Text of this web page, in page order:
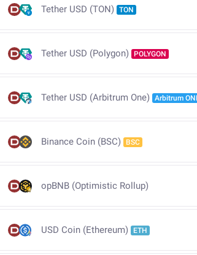
Tether USD (TON) TON
Tether USD (Polygon) POLYGON
Tether USD (Arbitrum One) Arbitrum
Binance Coin (BSC) BSC
opBNB (Optimistic Rollup)
USD Coin (Ethereum) ETH